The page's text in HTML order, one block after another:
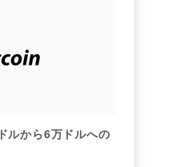
から6万ドルへの